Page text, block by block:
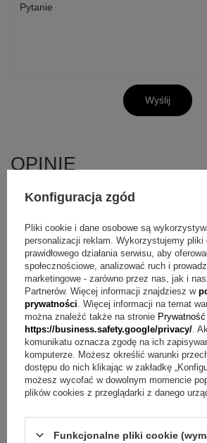
Pytanie
Wyślij
OPINIE
Liczba wystawionych opinii: 24
Napisz swoją
Za opinię otrzymasz50 pkt.
w naszym programie lojalnościowym.
Pokaż tylko opinie potwierdzone
Kliknij ocenę aby filtrować opinie
Konfiguracja zgód
Pliki cookie i dane osobowe są
personalizacji reklam. Wykorzystujemy pliki
prawidłowego działania serwisu, aby
społecznościowe, analizować ruch i
marketingowe - zarówno przez nas, jak i
Partnerów. Więcej informacji znajdziesz w
prywatności . Więcej informacji na temat
można znaleźć także na stronie
https://business.safety.google/privacy/ .
komunikatu oznacza zgodę na ich
komputerze. Możesz określić warunki
dostępu do nich klikając w zakładkę
możesz wycofać w dowolnym momencie
plików cookies z przeglądarki z danego
Funkcjonalne pliki cookie